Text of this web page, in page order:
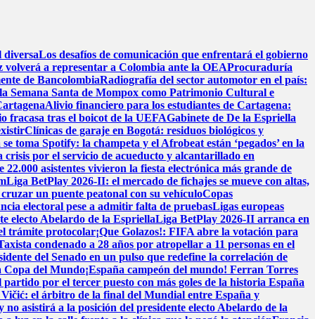
diversaLos desafíos de comunicación que enfrentará el gobierno
volverá a representar a Colombia ante la OEAProcuraduría
de BancolombiaRadiografía del sector automotor en el país:
Semana Santa de Mompox como Patrimonio Cultural e
Alivio financiero para los estudiantes de Cartagena:
fracasa tras el boicot de la UEFAGabinete de De la Espriella
Clínicas de garaje en Bogotá: residuos biológicos y
toma Spotify: la champeta y el Afrobeat están ‘pegados’ en la
crisis por el servicio de acueducto y alcantarillado en
asistentes vivieron la fiesta electrónica más grande de
Liga BetPlay 2026-II: el mercado de fichajes se mueve con altas,
un puente peatonal con su vehículoCopas
electoral pese a admitir falta de pruebasLigas europeas
electo Abelardo de la EspriellaLiga BetPlay 2026-II arranca en
trámite protocolar¡Que Golazos!: FIFA abre la votación para
condenado a 28 años por atropellar a 11 personas en el
del Senado en un pulso que redefine la correlación de
Copa del Mundo¡España campeón del mundo! Ferran Torres
por el tercer puesto con más goles de la historia España
el árbitro de la final del Mundial entre España y
asistirá a la posición del presidente electo Abelardo de la